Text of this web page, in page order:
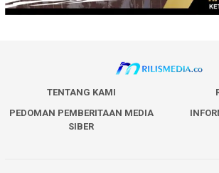
TENTANG KAMI
PEDOMAN PEMBERITAAN MEDIA
SIBER